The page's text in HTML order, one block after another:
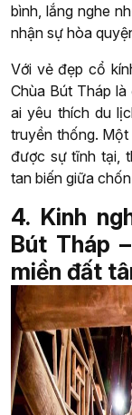
bình, lắng nghe
nhận sự hòa
Với vẻ đẹp cổ
Chùa Bút Tháp
ai yêu thích du
truyền thống.
được sự tĩnh tại,
tan biến giữa
4. Kinh
Bút Tháp
miền đất